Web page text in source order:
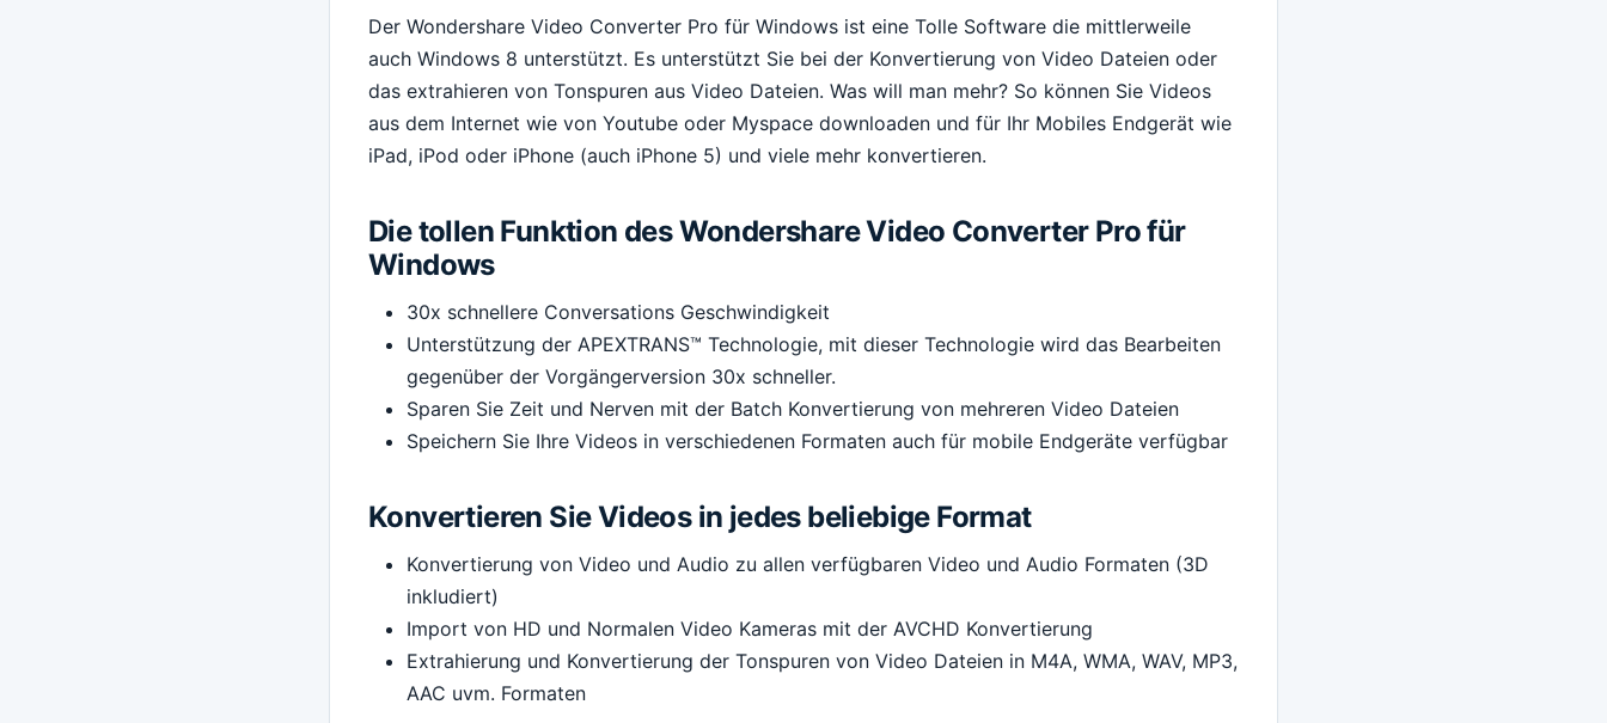
Der Wondershare Video Converter Pro für Windows ist eine Tolle Software die mittlerweile
auch Windows 8 unterstützt. Es unterstützt Sie bei der Konvertierung von Video Dateien oder
das extrahieren von Tonspuren aus Video Dateien. Was will man mehr? So können Sie Videos
aus dem Internet wie von Youtube oder Myspace downloaden und für Ihr Mobiles Endgerät wie
iPad, iPod oder iPhone (auch iPhone 5) und viele mehr konvertieren.
Die tollen Funktion des Wondershare Video Converter Pro für
Windows
30x schnellere Conversations Geschwindigkeit
Unterstützung der APEXTRANS™ Technologie, mit dieser Technologie wird das Bearbeiten
gegenüber der Vorgängerversion 30x schneller.
Sparen Sie Zeit und Nerven mit der Batch Konvertierung von mehreren Video Dateien
Speichern Sie Ihre Videos in verschiedenen Formaten auch für mobile Endgeräte verfügbar
Konvertieren Sie Videos in jedes beliebige Format
Konvertierung von Video und Audio zu allen verfügbaren Video und Audio Formaten (3D
inkludiert)
Import von HD und Normalen Video Kameras mit der AVCHD Konvertierung
Extrahierung und Konvertierung der Tonspuren von Video Dateien in M4A, WMA, WAV, MP3,
AAC uvm. Formaten